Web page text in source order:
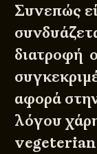
Συνεπώς
διατροφή
αφορά
λόγου